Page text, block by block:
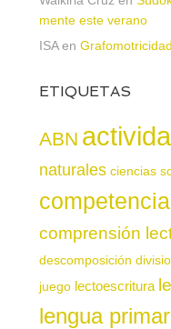
mente este verano
ISAen
ETIQUETAS
ABN
naturales ciencias
comprensión
descomposición
juego lectoescritura
lengua